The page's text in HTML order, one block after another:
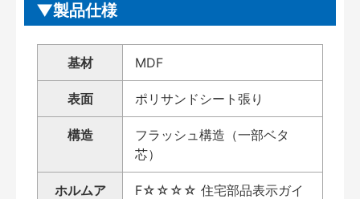
製品仕様
基材 MDF
表面 ポリサンドシート張り
構造
フラッシュ構造（一部ベタ
芯）
ホルムア
F☆☆☆☆ 住宅部品表示ガイ